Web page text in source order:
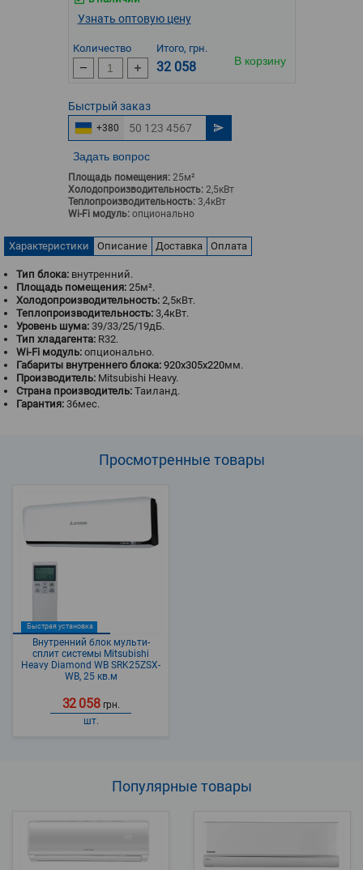
Узнать оптовую цену
Количество Итого, грн.
32 058 В корзину
Быстрый заказ
+380
Задать вопрос
Площадь помещения:25м²
Холодопроизводительность:2,5кВт
Теплопроизводительность:3,4кВт
Wi-Fi модуль:опционально
Характеристики Описание Доставка Оплата
Тип блока: внутренний.
Площадь помещения: 25м².
Холодопроизводительность: 2,5кВт.
Теплопроизводительность: 3,4кВт.
Уровень шума: 39/33/25/19дБ.
Тип хладагента: R32.
Wi-Fi модуль: опционально.
Габариты внутреннего блока: 920x305x220мм.
Производитель: Mitsubishi Heavy.
Страна производитель: Таиланд.
Гарантия: 36мес.
Просмотренные товары
Быстрая установка
Внутренний блок мульти-
сплит системы Mitsubishi
Heavy Diamond WВ SRK25ZSX-
WВ, 25 кв.м
32 058 грн.
шт.
Популярные товары